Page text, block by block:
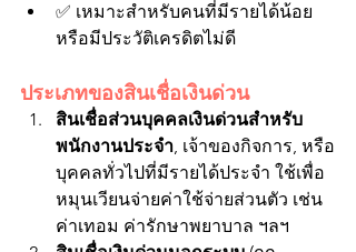
✅ เหมาะสำหรับคนที่มีรายได้น้อย
หรือมีประวัติเครดิตไม่ดี
ประเภทของสินเชื่อเงินด่วน
สินเชื่อส่วนบุคคลเงินด่วนสำหรับ
พนักงานประจำ, เจ้าของกิจการ, หรือ
บุคคลทั่วไปที่มีรายได้ประจำ ใช้เพื่อ
หมุนเวียนจ่ายค่าใช้จ่ายส่วนตัว เช่น
ค่าเทอม ค่ารักษาพยาบาล ฯลฯ